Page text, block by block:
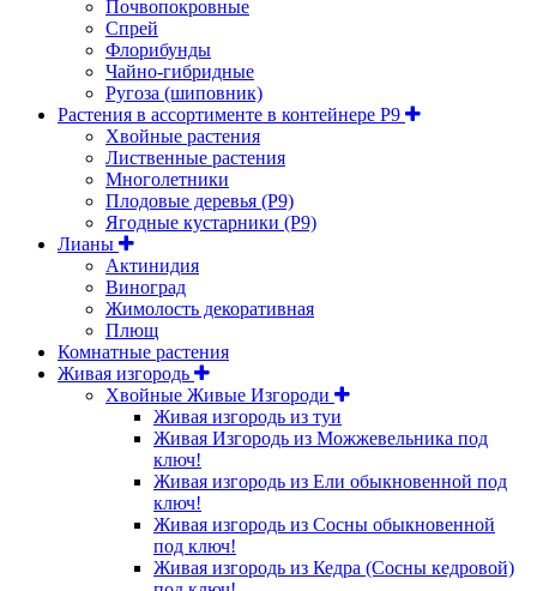
Почвопокровные
Спрей
Флорибунды
Чайно-гибридные
Ругоза (шиповник)
Растения в ассортименте в контейнере P9
Хвойные растения
Лиственные растения
Многолетники
Плодовые деревья (Р9)
Ягодные кустарники (Р9)
Лианы
Актинидия
Виноград
Жимолость декоративная
Плющ
Комнатные растения
Живая изгородь
Хвойные Живые Изгороди
Живая изгородь из туи
Живая Изгородь из Можжевельника под
ключ!
Живая изгородь из Ели обыкновенной под
ключ!
Живая изгородь из Сосны обыкновенной
под ключ!
Живая изгородь из Кедра (Сосны кедровой)